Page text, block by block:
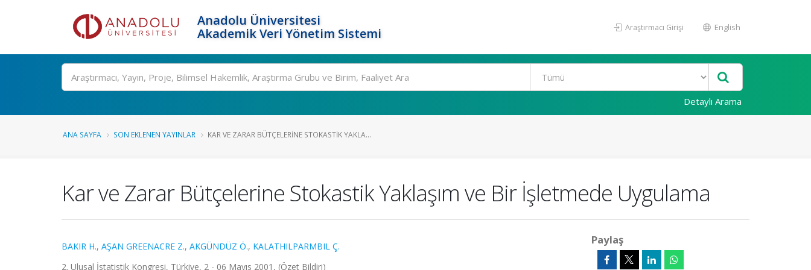
Anadolu Üniversitesi
Akademik Veri Yönetim Sistemi
Araştırmacı Girişi English
Ara
Detaylı Arama
ANA SAYFA SON EKLENEN YAYINLAR KAR VE ZARAR BÜTÇELERINE STOKASTIK YAKLA...
Kar ve Zarar Bütçelerine Stokastik Yaklaşım ve Bir İşletmede Uygulama
BAKIR H., AŞAN GREENACRE Z., AKGÜNDÜZ Ö., KALATHILPARMBIL Ç.
2. Ulusal İstatistik Kongresi, Türkiye, 2 - 06 Mayıs 2001, (Özet Bildiri)
Paylaş